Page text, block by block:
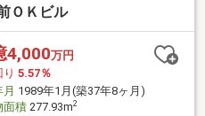
立和泉公園…約５７０ｍ（徒歩
ＯＫビル
4,000万円
5.57％
1989年1月(築37年8ヶ月)
面積277.93m2